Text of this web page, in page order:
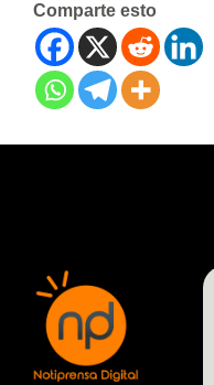
Comparte esto